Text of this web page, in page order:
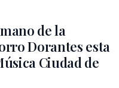
de la
Dorantes esta
Ciudad de